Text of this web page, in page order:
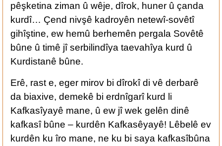
pêşketina ziman û wêje, dîrok, huner û çanda
kurdî… Çend nivşê kadroyên netewî-sovêtî
gihîştine, ew hemû berhemên pergala Sovêtê
bûne û timê jî serbilindîya taevahîya kurd û
Kurdistanê bûne.
Erê, rast e, eger mirov bi dîrokî di vê derbarê
da biaxive, demekê bi erdnîgarî kurd li
Kafkasîyayê mane, û ew jî wek gelên dinê
kafkasî bûne – kurdên Kafkasêyayê! Lêbelê ev
kurdên ku îro mane, ne ku bi saya kafkasîbûna